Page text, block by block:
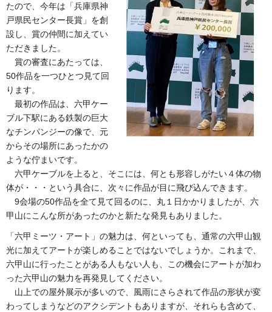
たので、今年は「兵庫県神
戸県民センター長賞」を創
設し、賞の仲間に加えてい
ただきました。
賞の審査にあたっては、
50作品を一つひとつ見て回
ります。
最初の作品は、六甲ケー
ブル下駅にある鉄製の巨大
なチンパンジーの像で、元
からその場所にあったかの
ような佇まいです。
六甲ケーブルを上ると、そこには、何とも形容しがたい４体の物
体が・・・という具合に、次々に作品が目に飛び込んできます。
9会場の50作品を全て見て回るのに、丸１日かかりましたが、六
甲山にこんな所があったのかと新たな発見もありました。
「六甲ミーツ・アート」の魅力は、何といっても、通常の六甲山観
光に加えてアートが楽しめることではないでしょうか。これまで、
六甲山に行ったことがある人もない人も、この機会にアートが加わ
った六甲山の魅力を再発見してください。
山上での屋外展示が多いので、風雨にさらされて作品の形状が変
わってしまうなどのアクシデントもありますが、それらも含めて、